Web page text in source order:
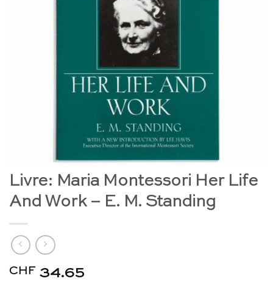
Livre: Maria Montessori Her Life
And Work – E. M. Standing
CHF 34.65